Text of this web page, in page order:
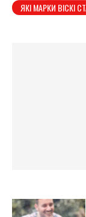
ЯКІ МАРКИ ВІСКІ